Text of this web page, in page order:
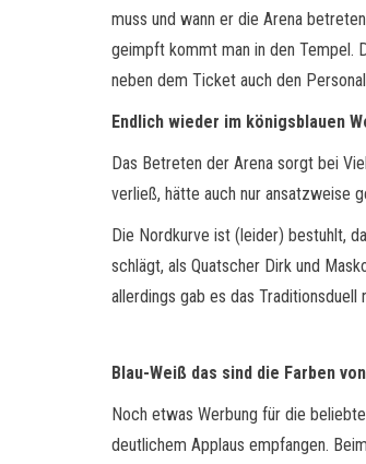
muss und wann er die Arena
geimpft kommt man in den Tempel.
neben dem Ticket auch den
Endlich wieder im königsblauen
Das Betreten der Arena sorgt bei
verließ, hätte auch nur ansatzweise
Die Nordkurve ist (leider) bestuhlt,
schlägt, als Quatscher Dirk und
allerdings gab es das
Blau-Weiß das sind die Farben
Noch etwas Werbung für die
deutlichem Applaus empfangen.